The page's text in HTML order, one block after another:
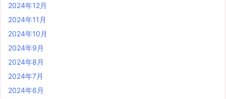
2024年12月
2024年11月
2024年10月
2024年9月
2024年8月
2024年7月
2024年6月